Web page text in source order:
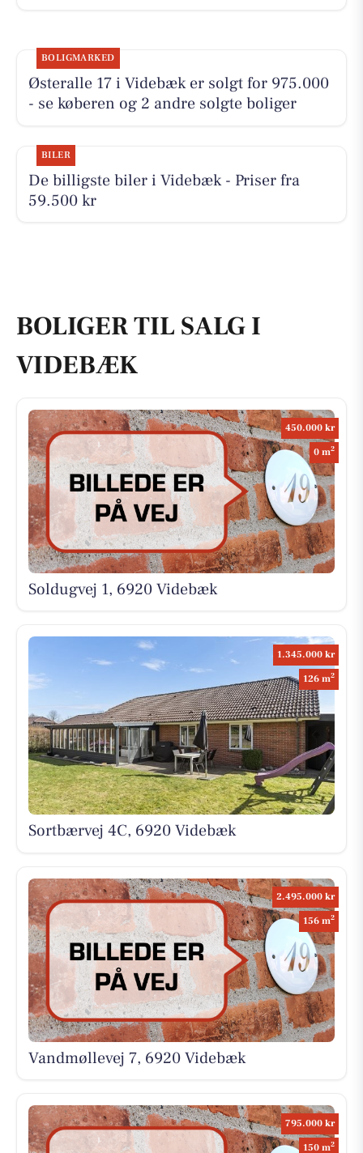
BOLIGMARKED
Østeralle 17 i Videbæk er solgt for 975.000
- se køberen og 2 andre solgte boliger
BILER
De billigste biler i Videbæk - Priser fra
59.500 kr
BOLIGER TIL SALG I
VIDEBÆK
450.000 kr
0 m2
Soldugvej 1, 6920 Videbæk
1.345.000 kr
126 m2
Sortbærvej 4C, 6920 Videbæk
2.495.000 kr
156 m2
Vandmøllevej 7, 6920 Videbæk
795.000 kr
150 m2